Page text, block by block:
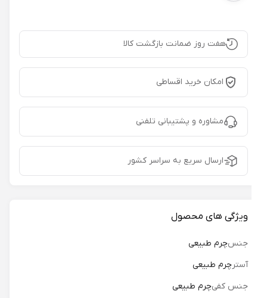
هفت روز ضمانت بازگشت کالا
امکان خرید اقساطی
مشاوره و پشتیبانی تلفنی
ارسال سریع به سراسر کشور
ویژگی های محصول
جنسچرم طبیعی
آسترچرم طبیعی
جنس کفی چرم طبیعی